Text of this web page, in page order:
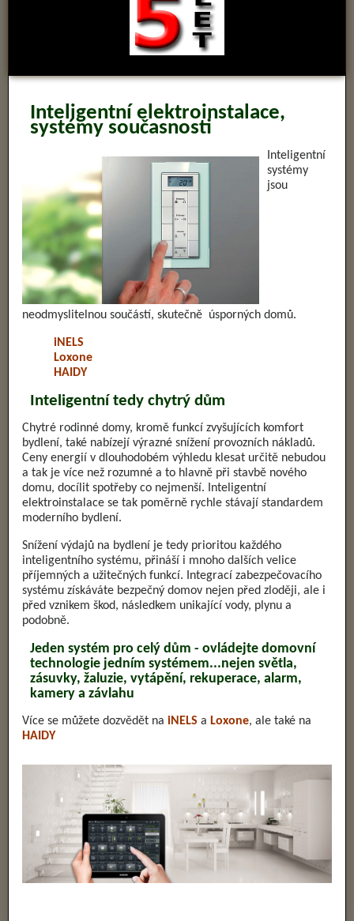
Inteligentní elektroinstalace,
systémy současnosti
Inteligentní
systémy
jsou
neodmyslitelnou součástí, skutečně úsporných domů.
iNELS
Loxone
HAIDY
Inteligentní tedy chytrý dům
Chytré rodinné domy, kromě funkcí zvyšujících komfort
bydlení, také nabízejí výrazné snížení provozních nákladů.
Ceny energií v dlouhodobém výhledu klesat určitě nebudou
a tak je více než rozumné a to hlavně při stavbě nového
domu, docílit spotřeby co nejmenší. Inteligentní
elektroinstalace se tak poměrně rychle stávají standardem
moderního bydlení.
Snížení výdajů na bydlení je tedy prioritou každého
inteligentního systému, přináší i mnoho dalších velice
příjemných a užitečných funkcí. Integrací zabezpečovacího
systému získáváte bezpečný domov nejen před zloději, ale i
před vznikem škod, následkem unikající vody, plynu a
podobně.
Jeden systém pro celý dům - ovládejte domovní
technologie jedním systémem...nejen světla,
zásuvky, žaluzie, vytápění, rekuperace, alarm,
kamery a závlahu
Více se můžete dozvědět naiNELS a Loxone, ale také na
HAIDY